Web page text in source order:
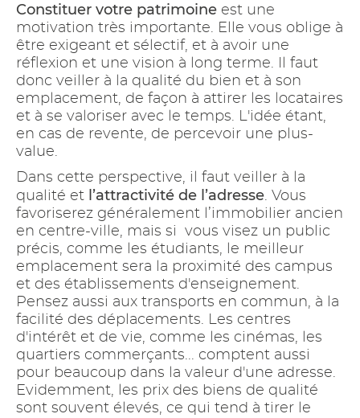
Constituer votre patrimoine est une
motivation très importante. Elle vous oblige à
être exigeant et sélectif, et à avoir une
réflexion et une vision à long terme. Il faut
donc veiller à la qualité du bien et à son
emplacement, de façon à attirer les locataires
et à se valoriser avec le temps. L'idée étant,
en cas de revente, de percevoir une plus-
value.
Dans cette perspective, il faut veiller à la
qualité et l’attractivité de l’adresse. Vous
favoriserez généralement l’immobilier ancien
en centre-ville, mais si vous visez un public
précis, comme les étudiants, le meilleur
emplacement sera la proximité des campus
et des établissements d'enseignement.
Pensez aussi aux transports en commun, à la
facilité des déplacements. Les centres
d'intérêt et de vie, comme les cinémas, les
quartiers commerçants... comptent aussi
pour beaucoup dans la valeur d'une adresse.
Evidemment, les prix des biens de qualité
sont souvent élevés, ce qui tend à tirer le